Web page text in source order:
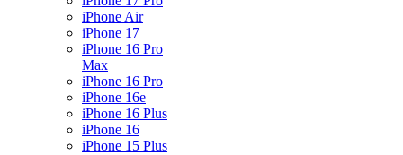
iPhone Air
iPhone 17
iPhone 16 Pro
Max
iPhone 16 Pro
iPhone 16e
iPhone 16 Plus
iPhone 16
iPhone 15 Plus